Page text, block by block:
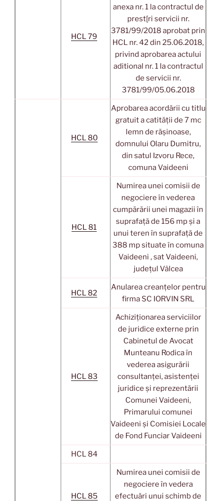
HCL 79
anexa nr. 1 la contractul de
prest[ri servicii nr.
3781/99/2018 aprobat prin
HCL nr. 42 din 25.06.2018,
privind aprobarea actului
aditional nr. 1 la contractul
de servicii nr.
3781/99/05.06.2018
HCL 80
Aprobarea acordării cu titlu
gratuit a catității de 7 mc
lemn de rășinoase,
domnului Olaru Dumitru,
din satul Izvoru Rece,
comuna Vaideeni
HCL 81
Numirea unei comisii de
negociere în vederea
cumpărării unei magazii în
suprafață de 156 mp și a
unui teren în suprafață de
388 mp situate în comuna
Vaideeni , sat Vaideeni,
județul Vâlcea
HCL 82
Anularea creanțelor pentru
firma SC IORVIN SRL
HCL 83
Achiziționarea serviciilor
de juridice externe prin
Cabinetul de Avocat
Munteanu Rodica în
vederea asigurării
consultanței, asistenței
juridice și reprezentării
Comunei Vaideeni,
Primarului comunei
Vaideeni și Comisiei Locale
de Fond Funciar Vaideeni
HCL 84
HCL 85
Numirea unei comisii de
negociere în vedera
efectuări unui schimb de